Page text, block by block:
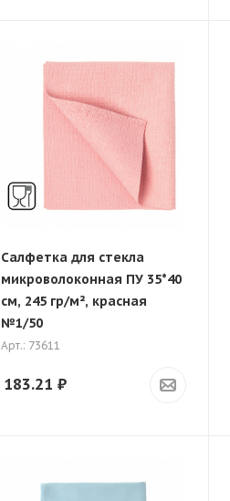
Салфетка для стекла
микроволоконная ПУ 35*40
см, 245 гр/м², красная
№1/50
Арт.: 73611
183.21 ₽